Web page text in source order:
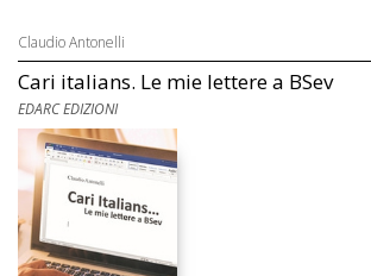
Claudio Antonelli
Cari italians. Le mie lettere a BSev
EDARC EDIZIONI